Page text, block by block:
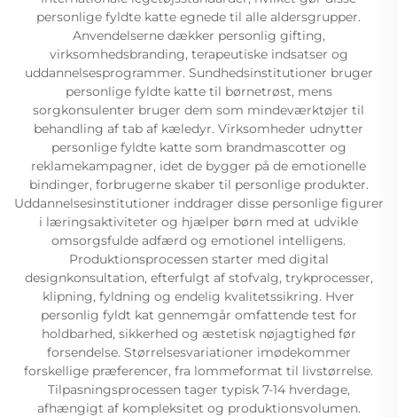
personlige fyldte katte egnede til alle aldersgrupper.
Anvendelserne dækker personlig gifting,
virksomhedsbranding, terapeutiske indsatser og
uddannelsesprogrammer. Sundhedsinstitutioner bruger
personlige fyldte katte til børnetrøst, mens
sorgkonsulenter bruger dem som mindeværktøjer til
behandling af tab af kæledyr. Virksomheder udnytter
personlige fyldte katte som brandmascotter og
reklamekampagner, idet de bygger på de emotionelle
bindinger, forbrugerne skaber til personlige produkter.
Uddannelsesinstitutioner inddrager disse personlige figurer
i læringsaktiviteter og hjælper børn med at udvikle
omsorgsfulde adfærd og emotionel intelligens.
Produktionsprocessen starter med digital
designkonsultation, efterfulgt af stofvalg, trykprocesser,
klipning, fyldning og endelig kvalitetssikring. Hver
personlig fyldt kat gennemgår omfattende test for
holdbarhed, sikkerhed og æstetisk nøjagtighed før
forsendelse. Størrelsesvariationer imødekommer
forskellige præferencer, fra lommeformat til livstørrelse.
Tilpasningsprocessen tager typisk 7-14 hverdage,
afhængigt af kompleksitet og produktionsvolumen.